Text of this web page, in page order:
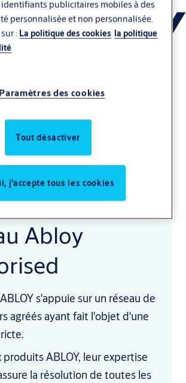
Abloy
s'appuie sur un réseau de
agréés ayant fait l'objet d'une
produits ABLOY, leur expertise
la résolution de toutes les
identifiants publicitaires mobiles à des
personnalisée et non personnalisée.
: La politique des cookies la politique
Paramètres des cookies
Tout désactiver
j’accepte tous les cookies